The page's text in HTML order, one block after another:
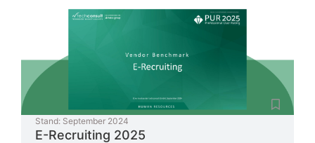
Stand: September 2024
E-Recruiting 2025